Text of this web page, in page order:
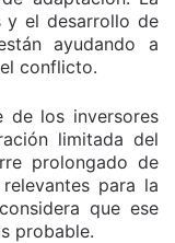
y el desarrollo de
ayudando a
conflicto.
de los inversores
limitada del
prolongado de
para la
que ese
probable.